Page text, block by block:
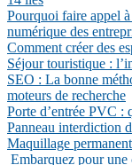
Pourquoi faire appel
numérique des
Comment créer des
Séjour touristique :
SEO : La bonne
moteurs de recherche
Porte d’entrée PVC :
Panneau interdiction
Maquillage
Embarquez pour